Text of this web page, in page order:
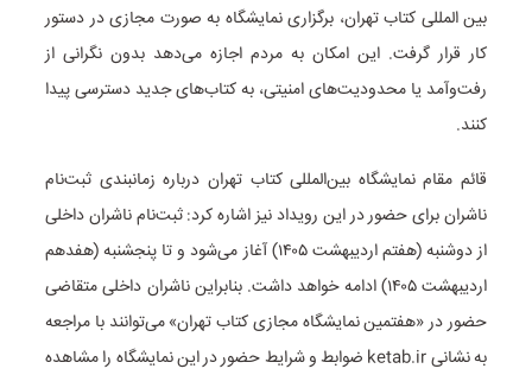
بین المللی کتاب تهران، برگزاری نمایشگاه به صورت مجازی در دستور
کار قرار گرفت. این امکان به مردم اجازه می‌دهد بدون نگرانی از
رفت‌وآمد یا محدودیت‌های امنیتی، به کتاب‌های جدید دسترسی پیدا
کنند.
قائم مقام نمایشگاه بین‌المللی کتاب تهران درباره زمانبندی ثبت‌نام
ناشران برای حضور در این رویداد نیز اشاره کرد: ثبت‌نام ناشران داخلی
از دوشنبه (هفتم اردیبهشت ۱۴۰۵) آغاز می‌شود و تا پنجشنبه (هفدهم
اردیبهشت ۱۴۰۵) ادامه خواهد داشت. بنابراین ناشران داخلی متقاضی
حضور در «هفتمین نمایشگاه مجازی کتاب تهران» می‌توانند با مراجعه
به نشانی ketab.ir ضوابط و شرایط حضور در این نمایشگاه را مشاهده